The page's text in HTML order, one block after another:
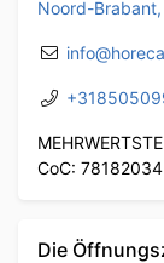
Noord-
CoC: 78182034
Die